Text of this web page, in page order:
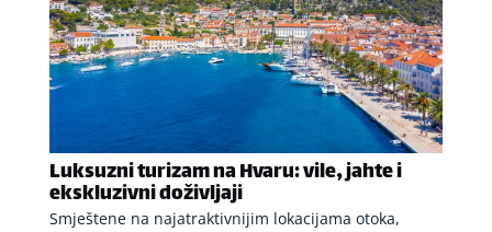
Luksuzni turizam na Hvaru: vile, jahte i
ekskluzivni doživljaji
Smještene na najatraktivnijim lokacijama otoka,